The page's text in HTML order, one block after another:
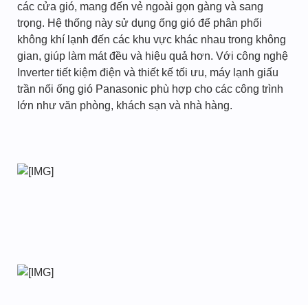
các cửa gió, mang đến vẻ ngoài gọn gàng và sang
trọng. Hệ thống này sử dụng ống gió để phân phối
không khí lạnh đến các khu vực khác nhau trong không
gian, giúp làm mát đều và hiệu quả hơn. Với công nghệ
Inverter tiết kiệm điện và thiết kế tối ưu, máy lạnh giấu
trần nối ống gió Panasonic phù hợp cho các công trình
lớn như văn phòng, khách sạn và nhà hàng.